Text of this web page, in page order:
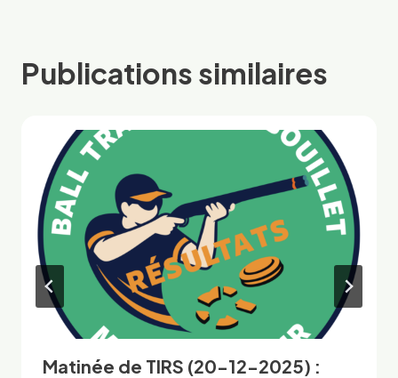
Publications similaires
Matinée de TIRS (20-12-2025) :